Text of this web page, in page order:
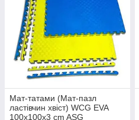
Мат-татами (Мат-пазл
ластівчин хвіст) WCG EVA
100х100х3 cm ASG